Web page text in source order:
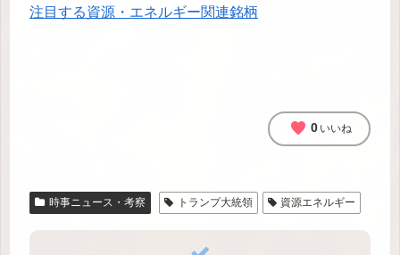
注目する資源・エネルギー関連銘柄
favorite 0 いいね
時事ニュース・考察 トランプ大統領 資源エネルギー